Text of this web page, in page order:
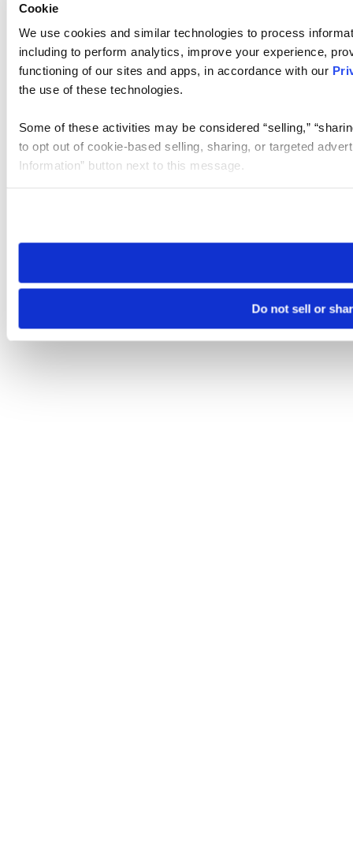
Cookie
We use cookies and similar technologies to process
including to perform analytics, improve your experience,
functioning of our sites and apps, in accordance with our
the use of these technologies.
Some of these activities may be considered “selling,”
to opt out of cookie-based selling, sharing, or targeted
Information” button next to this message.
need to be set again.
Do not sell or